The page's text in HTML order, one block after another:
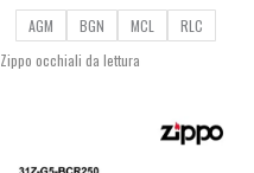
AGM BGN MCL
RLC
Zippo occhiali da lettura